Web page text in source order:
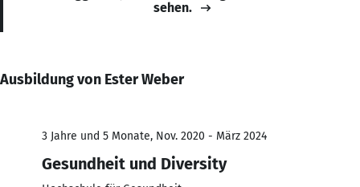
sehen.
Ausbildung von Ester Weber
3 Jahre und 5 Monate, Nov. 2020 - März 2024
Gesundheit und Diversity